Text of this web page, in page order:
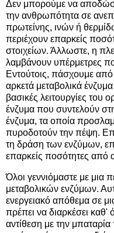
Δεν μπορούμε να
την ανθρωπότητα σε
πρωτείνης, ινών ή
περιέχουν επαρκείς
στοιχείων. Άλλωστε, η
λαμβάνουν υπέρμετρες
Εντούτοις, πάσχουμε
αρκετά μεταβολικά
βασικές λειτουργίες του
ένζυμα που συντελούν
ένζυμα, τα οποία
πυροδοτούν την πέψη.
τη δράση των ενζύμων,
επαρκείς ποσότητες από
Όλοι γεννιόμαστε με μια
μεταβολικών ενζύμων.
ενεργειακό απόθεμα σε
πρέπει να διαρκέσει
αντίθεση με την